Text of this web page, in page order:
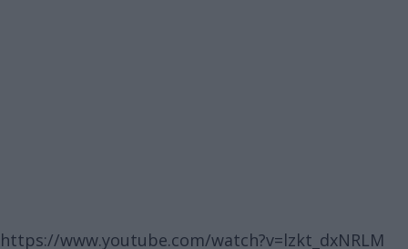
https://www.youtube.com/watch?v=lzkt_dxNRLM